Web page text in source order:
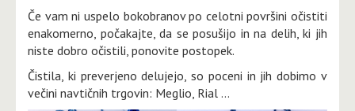
Če vam ni uspelo bokobranov po celotni površini očistiti
enakomerno, počakajte, da se posušijo in na delih, ki jih
niste dobro očistili, ponovite postopek.
Čistila, ki preverjeno delujejo, so poceni in jih dobimo v
večini navtičnih trgovin: Meglio, Rial …